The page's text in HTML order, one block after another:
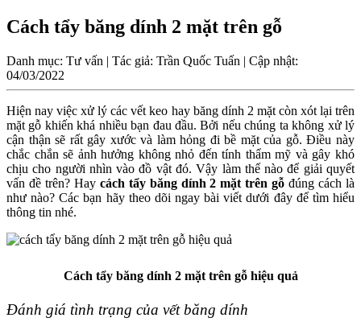
Cách tẩy băng dính 2 mặt trên gỗ
Danh mục: Tư vấn | Tác giả: Trần Quốc Tuấn | Cập nhật:
04/03/2022
Hiện nay việc xử lý các vết keo hay băng dính 2 mặt còn xót lại trên
mặt gỗ khiến khá nhiều bạn đau đầu. Bởi nếu chúng ta không xử lý
cận thận sẽ rất gây xước và làm hỏng đi bề mặt của gỗ. Điều này
chắc chắn sẽ ảnh hưởng không nhỏ đến tính thẩm mỹ và gây khó
chịu cho người nhìn vào đồ vật đó. Vậy làm thế nào để giải quyết
vấn đề trên? Hay cách tẩy băng dính 2 mặt trên gỗ đúng cách là
như nào? Các bạn hãy theo dõi ngay bài viết dưới đây để tìm hiểu
thông tin nhé.
Cách tẩy băng dính 2 mặt trên gỗ hiệu quả
Đánh giá tình trạng của vết băng dính